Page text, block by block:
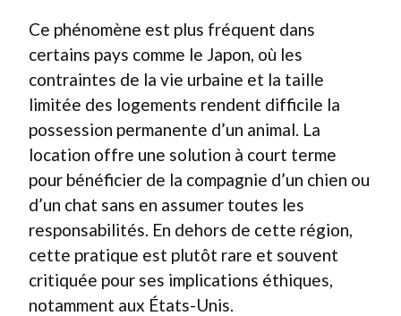
Ce phénomène est plus fréquent dans
certains pays comme le Japon, où les
contraintes de la vie urbaine et la taille
limitée des logements rendent difficile la
possession permanente d’un animal. La
location offre une solution à court terme
pour bénéficier de la compagnie d’un chien ou
d’un chat sans en assumer toutes les
responsabilités. En dehors de cette région,
cette pratique est plutôt rare et souvent
critiquée pour ses implications éthiques,
notamment aux États-Unis.